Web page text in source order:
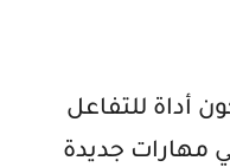
أداة للتفاعل
مهارات جديدة